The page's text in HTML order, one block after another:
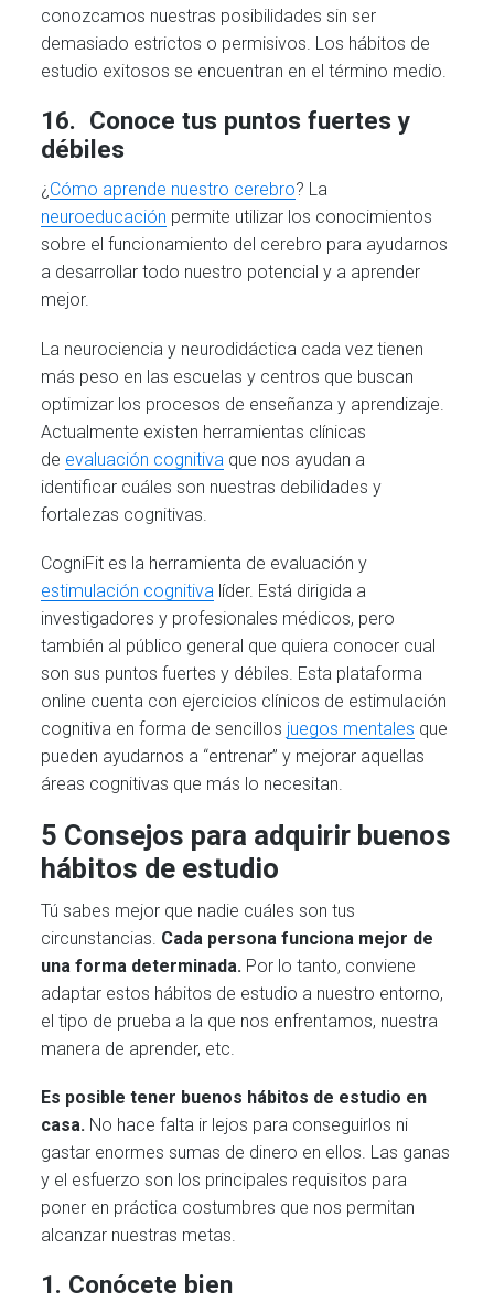
conozcamos nuestras posibilidades sin ser
demasiado estrictos o permisivos. Los hábitos de
estudio exitosos se encuentran en el término medio.
16. Conoce tus puntos fuertes y
débiles
¿ Cómo aprende nuestro cerebro? La
neuroeducación permite utilizar los conocimientos
sobre el funcionamiento del cerebro para ayudarnos
a desarrollar todo nuestro potencial y a aprender
mejor.
La neurociencia y neurodidáctica cada vez tienen
más peso en las escuelas y centros que buscan
optimizar los procesos de enseñanza y aprendizaje.
Actualmente existen herramientas clínicas
de evaluación cognitiva que nos ayudan a
identificar cuáles son nuestras debilidades y
fortalezas cognitivas.
CogniFit es la herramienta de evaluación y
estimulación cognitiva líder. Está dirigida a
investigadores y profesionales médicos, pero
también al público general que quiera conocer cual
son sus puntos fuertes y débiles. Esta plataforma
online cuenta con ejercicios clínicos de estimulación
cognitiva en forma de sencillos juegos mentales que
pueden ayudarnos a “entrenar” y mejorar aquellas
áreas cognitivas que más lo necesitan.
5 Consejos para adquirir buenos
hábitos de estudio
Tú sabes mejor que nadie cuáles son tus
circunstancias. Cada persona funciona mejor de
una forma determinada. Por lo tanto, conviene
adaptar estos hábitos de estudio a nuestro entorno,
el tipo de prueba a la que nos enfrentamos, nuestra
manera de aprender, etc.
Es posible tener buenos hábitos de estudio en
casa. No hace falta ir lejos para conseguirlos ni
gastar enormes sumas de dinero en ellos. Las ganas
y el esfuerzo son los principales requisitos para
poner en práctica costumbres que nos permitan
alcanzar nuestras metas.
1. Conócete bien